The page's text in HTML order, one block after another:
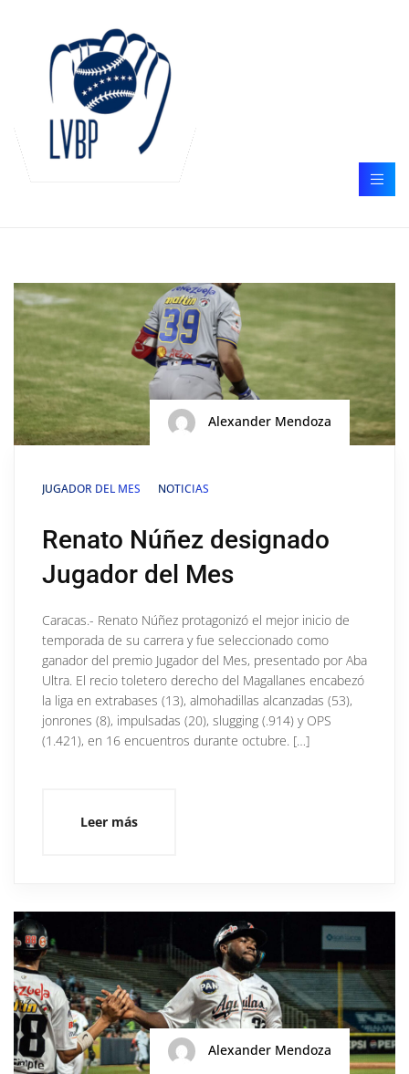
Alexander Mendoza
JUGADOR DEL MES NOTICIAS
Renato Núñez designado
Jugador del Mes
Caracas.- Renato Núñez protagonizó el mejor inicio de
temporada de su carrera y fue seleccionado como
ganador del premio Jugador del Mes, presentado por Aba
Ultra. El recio toletero derecho del Magallanes encabezó
la liga en extrabases (13), almohadillas alcanzadas (53),
jonrones (8), impulsadas (20), slugging (.914) y OPS
(1.421), en 16 encuentros durante octubre. […]
Leer más
Alexander Mendoza